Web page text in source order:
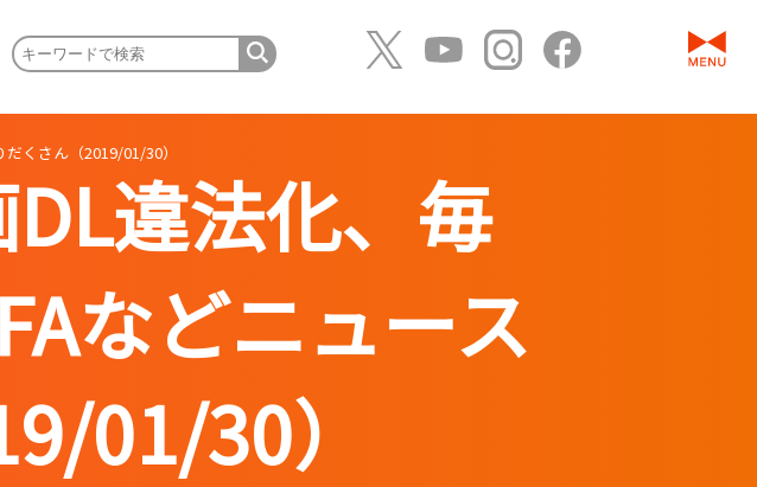
くさん（2019/01/30）
DL違法化、毎
などニュース
01/30）